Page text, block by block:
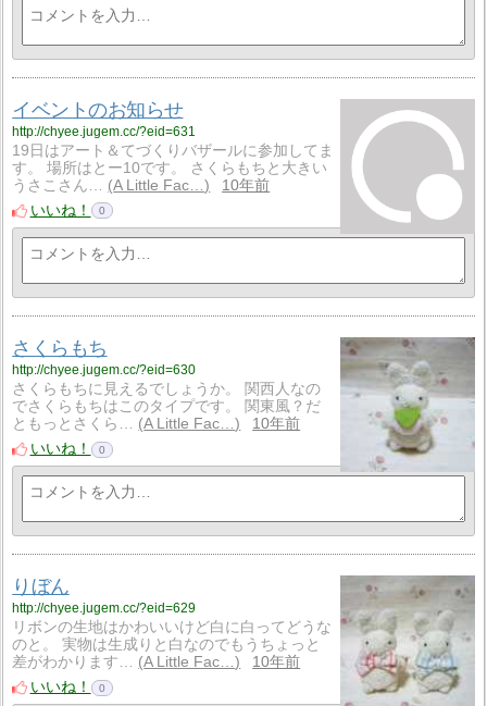
イベントのお知らせ
http://chyee.jugem.cc/?eid=631
19日はアート＆てづくりバザールに参加してま
す。 場所はとー10です。 さくらもちと大きい
うさこさん…
A Little Fac…
10年前
いいね！
0
さくらもち
http://chyee.jugem.cc/?eid=630
さくらもちに見えるでしょうか。 関西人なの
でさくらもちはこのタイプです。 関東風？だ
ともっとさくら…
A Little Fac…
10年前
いいね！
0
りぼん
http://chyee.jugem.cc/?eid=629
リボンの生地はかわいいけど白に白ってどうな
のと。 実物は生成りと白なのでもうちょっと
差がわかります…
A Little Fac…
10年前
いいね！
0